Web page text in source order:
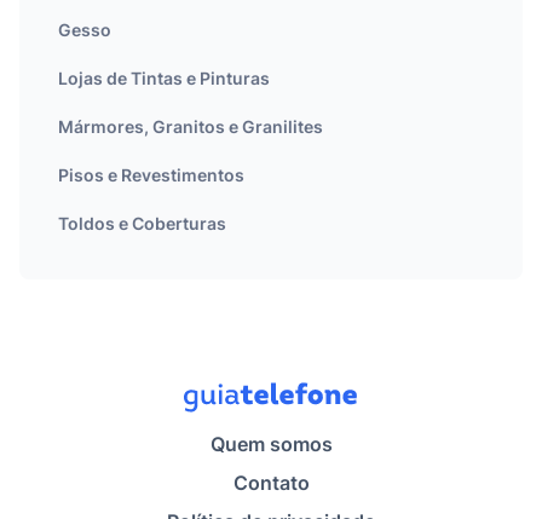
Gesso
Lojas de Tintas e Pinturas
Mármores, Granitos e Granilites
Pisos e Revestimentos
Toldos e Coberturas
Quem somos
Contato